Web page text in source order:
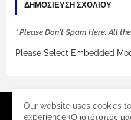
ΔΗΜΟΣΊΕΥΣΗ ΣΧΟΛΊΟΥ
* Please Don't Spam Here. All
Please Select Embedded
Our website uses cookies
experience (Ο ιστότοπός